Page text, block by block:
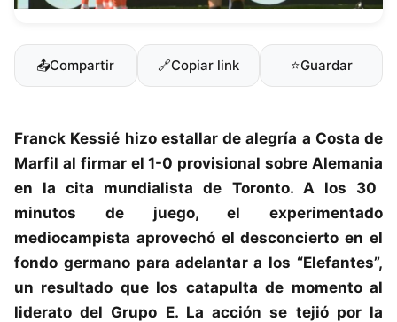
📤Compartir 🔗Copiar link ⭐Guardar
Franck Kessié hizo estallar de alegría a Costa de
Marfil al firmar el 1-0 provisional sobre Alemania
en la cita mundialista de Toronto. A los 30
minutos de juego, el experimentado
mediocampista aprovechó el desconcierto en el
fondo germano para adelantar a los “Elefantes”,
un resultado que los catapulta de momento al
liderato del Grupo E. La acción se tejió por la